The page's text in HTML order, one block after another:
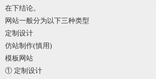
在下结论。
网站一般分为以下三种类型
定制设计
仿站制作(慎用)
模板网站
① 定制设计